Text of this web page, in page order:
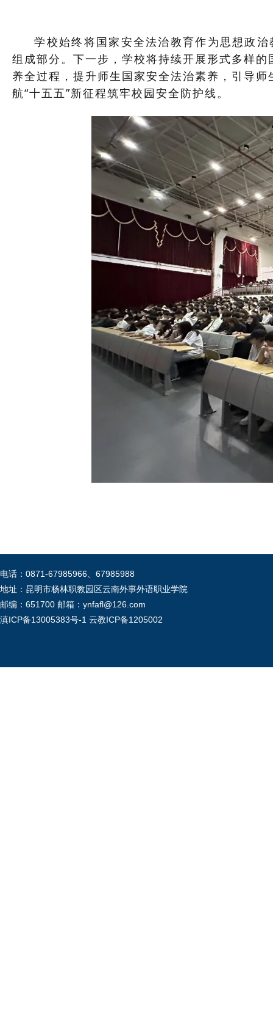
学校始终将国家安全法治教育作为思想政治
组成部分。下一步，学校将持续开展形式多样
养全过程，提升师生国家安全法治素养，引导
航“十五五”新征程筑牢校园安全防护线。
电话：0871-67985966、67985988
地址：昆明市杨林职教园区云南外事外语职业学院
邮编：651700 邮箱：ynfafl@126.com
滇ICP备13005383号-1 云教ICP备1205002